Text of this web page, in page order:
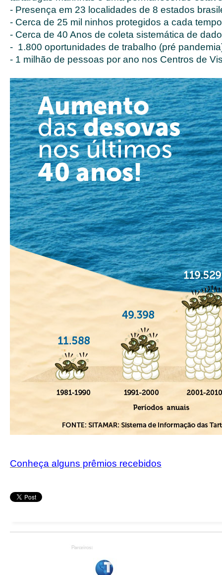
- Presença em 23 localidades de 8 estados
- Cerca de 25 mil ninhos protegidos a cada
- Cerca de 40 Anos de coleta sistemática de
- 1.800 oportunidades de trabalho (pré
- 1 milhão de pessoas por ano nos Centros de
Conheça alguns prêmios recebidos